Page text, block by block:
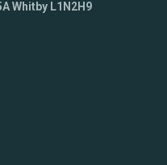
Whitby L1N2H9